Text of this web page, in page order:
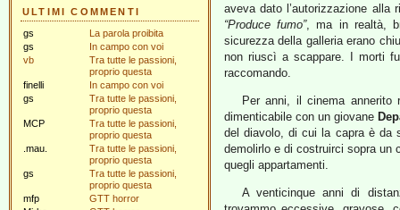
ULTIMI COMMENTI
gs
La parola proibita
gs
In campo con voi
vb
Tra tutte le passioni,
proprio questa
finelli
In campo con voi
gs
Tra tutte le passioni,
proprio questa
MCP
Tra tutte le passioni,
proprio questa
.mau.
Tra tutte le passioni,
proprio questa
gs
Tra tutte le passioni,
proprio questa
mfp
GTT horror
aveva dato l’autorizzazione alla
“Produce fumo”, ma in realtà,
sicurezza della galleria erano
non riuscì a scappare. I morti
raccomando.
Per anni, il cinema
dimenticabile con un giovane
del diavolo, di cui la capra è da
demolirlo e di costruirci sopra un
quegli appartamenti.
A venticinque anni di